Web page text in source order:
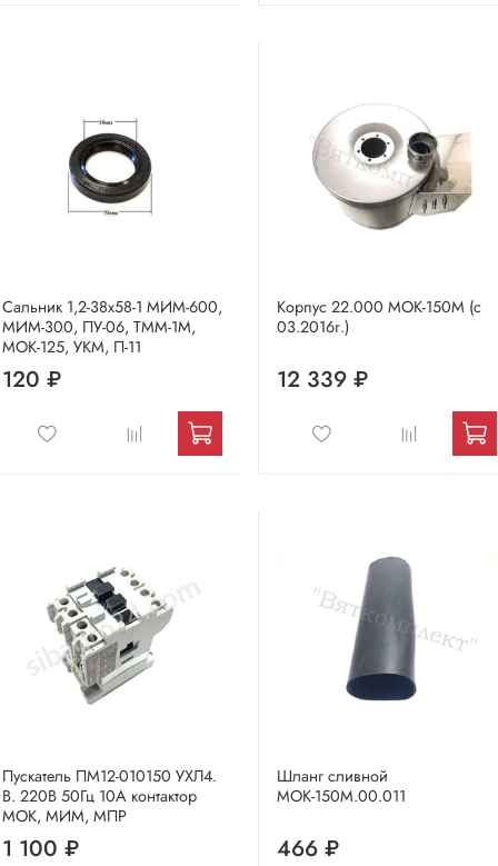
Сальник 1,2-38х58-1 МИМ-600,
МИМ-300, ПУ-06, ТММ-1М,
МОК-125, УКМ, П-11
120 ₽
Корпус 22.000 МОК-150М (с
03.2016г.)
12 339 ₽
Пускатель ПМ12-010150 УХЛ4.
В. 220В 50Гц 10А контактор
МОК, МИМ, МПР
1 100 ₽
Шланг сливной
МОК-150М.00.011
466 ₽